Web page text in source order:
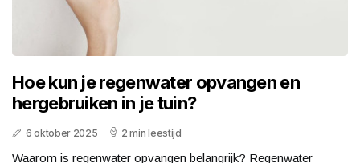
Hoe kun je regenwater opvangen en
hergebruiken in je tuin?
6 oktober 2025 2 min leestijd
Waarom is regenwater opvangen belangrijk? Regenwater